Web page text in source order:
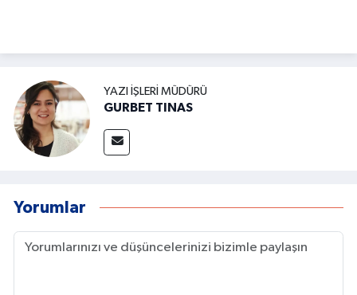
YAZI İŞLERI MÜDÜRÜ
GURBET TINAS
Yorumlar